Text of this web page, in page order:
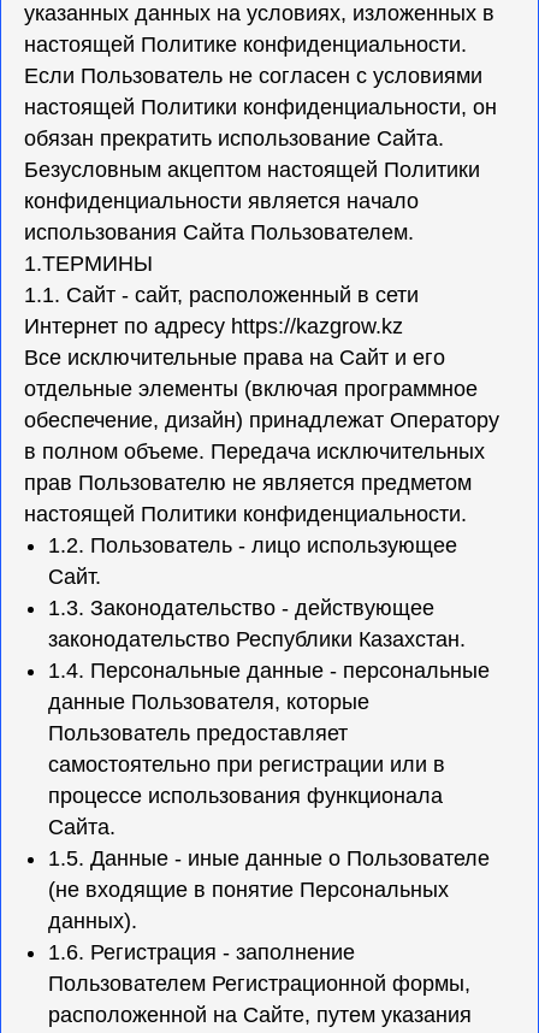
указанных данных на условиях, изложенных в
настоящей Политике конфиденциальности.
Если Пользователь не согласен с условиями
настоящей Политики конфиденциальности, он
обязан прекратить использование Сайта.
Безусловным акцептом настоящей Политики
конфиденциальности является начало
использования Сайта Пользователем.
1.ТЕРМИНЫ
1.1. Сайт - сайт, расположенный в сети
Интернет по адресу https://kazgrow.kz
Все исключительные права на Сайт и его
отдельные элементы (включая программное
обеспечение, дизайн) принадлежат Оператору
в полном объеме. Передача исключительных
прав Пользователю не является предметом
настоящей Политики конфиденциальности.
1.2. Пользователь - лицо использующее
Сайт.
1.3. Законодательство - действующее
законодательство Республики Казахстан.
1.4. Персональные данные - персональные
данные Пользователя, которые
Пользователь предоставляет
самостоятельно при регистрации или в
процессе использования функционала
Сайта.
1.5. Данные - иные данные о Пользователе
(не входящие в понятие Персональных
данных).
1.6. Регистрация - заполнение
Пользователем Регистрационной формы,
расположенной на Сайте, путем указания